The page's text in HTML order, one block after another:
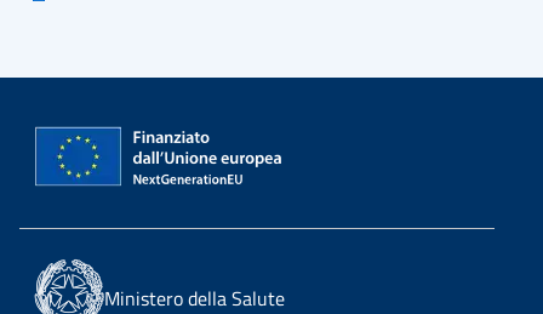
Ministero della Salute